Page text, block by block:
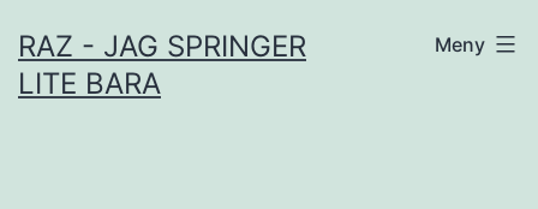
till
innehåll
RAZ - JAG SPRINGER
LITE BARA
Meny